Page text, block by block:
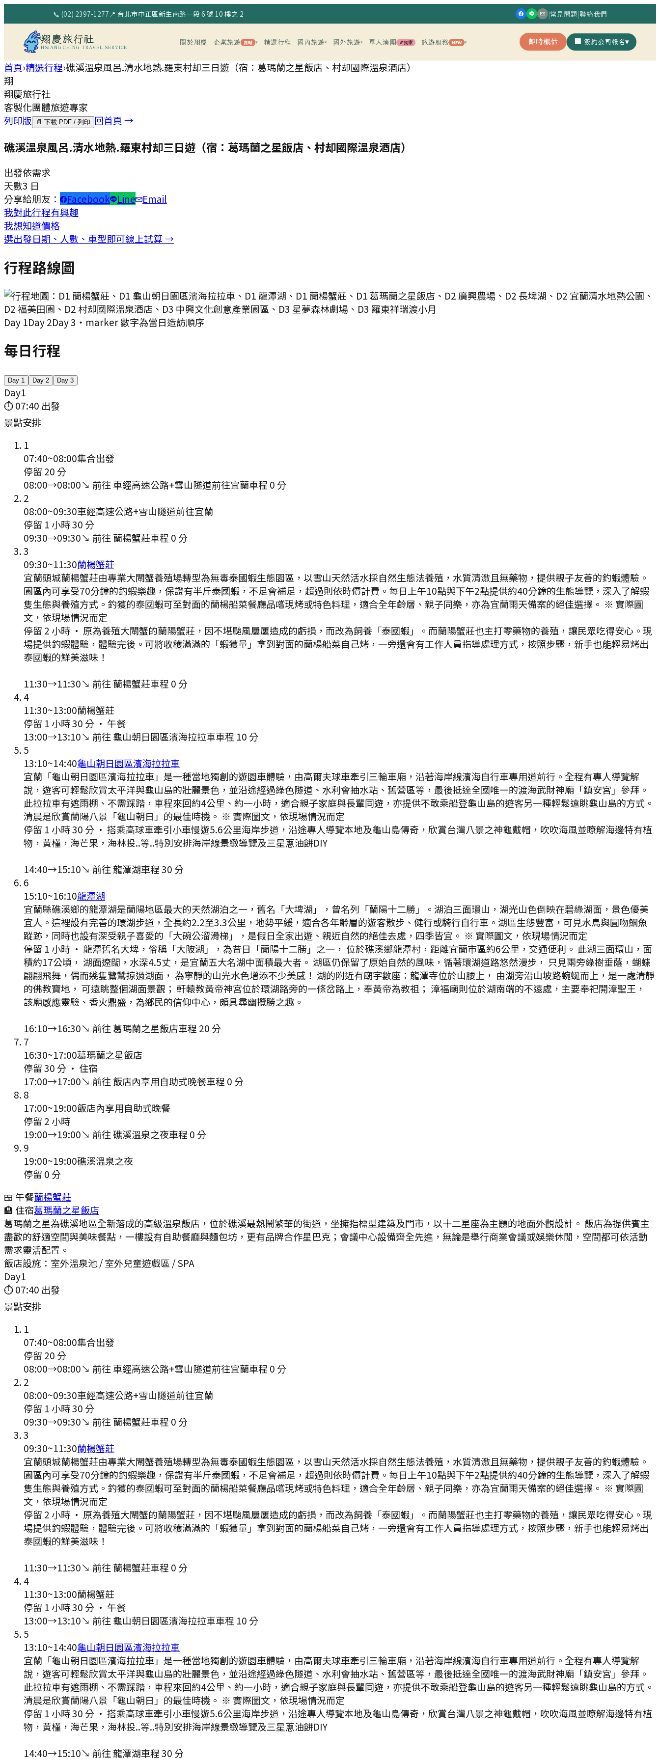
📞 (02) 2397-1277📍 台北市中正區新生南路一段 6 號 10 樓之 2 |常見問題|聯絡我們
翔慶旅行社
HSIANG CHING TRAVEL SERVICE
關於翔慶 企業旅遊 賣點 ▾ 精選行程 國內旅遊▾ 國外旅遊▾ 單人湊團 💕獨家 旅遊服務 NEW ▾ 即時概估 🏢 簽約公司報名▾
首頁›精選行程›礁溪溫泉風呂.清水地熱.羅東村却三日遊（宿：葛瑪蘭之星飯店、村却國際溫泉酒店）
翔
翔慶旅行社
客製化團體旅遊專家
列印版
📄 下載 PDF / 列印 回首頁 →
礁溪溫泉風呂.清水地熱.羅東村却三日遊（宿：葛瑪蘭之星飯店、村却國際溫泉酒店）
出發依需求
天數3 日
分享給朋友：
Facebook Line
Email
我對此行程有興趣
我想知道價格
選出發日期、人數、車型即可線上試算 →
行程路線圖
Day 1Day2Day3 ・marker 數字為當日造訪順序
每日行程
Day 1 Day 2 Day 3
Day1
⏱07:40 出發
景點安排
1
07:40~08:00集合出發
停留 20 分
08:00→08:00↘ 前往 車經高速公路+雪山隧道前往宜蘭車程 0 分
2
08:00~09:30車經高速公路+雪山隧道前往宜蘭
停留 1 小時 30 分
09:30→09:30↘ 前往 蘭楊蟹莊車程 0 分
3
09:30~11:30蘭楊蟹莊
宜蘭頭城蘭楊蟹莊由專業大閘蟹養殖場轉型為無毒泰國蝦生態園區，以雪山天然活水採自然生態法養殖，水質清澈且無藥物，提供親子友善的釣蝦體驗。
園區內可享受70分鐘的釣蝦樂趣，保證有半斤泰國蝦，不足會補足，超過則依時價計費。每日上午10點與下午2點提供約40分鐘的生態導覽，深入了解蝦
隻生態與養殖方式。釣獲的泰國蝦可至對面的蘭楊船菜餐廳品嚐現烤或特色料理，適合全年齡層、親子同樂，亦為宜蘭雨天備案的絕佳選擇。 ※ 實際圖
文，依現場情況而定
停留 2 小時 · 原為養殖大閘蟹的蘭陽蟹莊，因不堪颱風屢屢造成的虧損，而改為飼養「泰國蝦」。而蘭陽蟹莊也主打零藥物的養殖，讓民眾吃得安心。現
場提供釣蝦體驗，體驗完後。可將收穫滿滿的「蝦獲量」拿到對面的蘭楊船菜自己烤，一旁還會有工作人員指導處理方式，按照步驟，新手也能輕易烤出
泰國蝦的鮮美滋味！
11:30→11:30↘ 前往 蘭楊蟹莊車程 0 分
4
11:30~13:00蘭楊蟹莊
停留 1 小時 30 分 · 午餐
13:00→13:10↘ 前往 龜山朝日園區濱海拉拉車車程 10 分
5
13:10~14:40龜山朝日園區濱海拉拉車
宜蘭「龜山朝日園區濱海拉拉車」是一種當地獨創的遊園車體驗，由高爾夫球車牽引三輪車廂，沿著海岸線濱海自行車專用道前行。全程有專人導覽解
說，遊客可輕鬆欣賞太平洋與龜山島的壯麗景色，並沿途經過綠色隧道、水利會抽水站、舊營區等，最後抵達全國唯一的渡海武財神廟「鎮安宮」參拜。
此拉拉車有遮雨棚、不需踩踏，車程來回約4公里、約一小時，適合親子家庭與長輩同遊，亦提供不敢乘船登龜山島的遊客另一種輕鬆遠眺龜山島的方式。
清晨是欣賞蘭陽八景「龜山朝日」的最佳時機。 ※ 實際圖文，依現場情況而定
停留 1 小時 30 分 · 搭乘高球車牽引小車慢遊5.6公里海岸步道，沿途專人導覽本地及龜山島傳奇，欣賞台灣八景之神龜戴帽，吹吹海風並瞭解海邊特有植
物，黃槿，海芒果，海林投..等..特別安排海岸線景緻導覽及三星蔥油餅DIY
14:40→15:10↘ 前往 龍潭湖車程30 分
6
15:10~16:10龍潭湖
宜蘭縣礁溪鄉的龍潭湖是蘭陽地區最大的天然湖泊之一，舊名「大埤湖」，曾名列「蘭陽十二勝」。湖泊三面環山，湖光山色倒映在碧綠湖面，景色優美
宜人。這裡設有完善的環湖步道，全長約2.2至3.3公里，地勢平緩，適合各年齡層的遊客散步、健行或騎行自行車。湖區生態豐富，可見水鳥與圓吻鯝魚
蹤跡，同時也設有深受親子喜愛的「大碗公溜滑梯」，是假日全家出遊、親近自然的絕佳去處，四季皆宜。 ※ 實際圖文，依現場情況而定
停留 1 小時 · 龍潭舊名大埤，俗稱「大陂湖」，為昔日「蘭陽十二勝」之一， 位於礁溪鄉龍潭村，距離宜蘭市區約6公里，交通便利。 此湖三面環山，面
積約17公頃， 湖面遼闊，水深4.5丈，是宜蘭五大名湖中面積最大者。 湖區仍保留了原始自然的風味，循著環湖道路悠然漫步， 只見兩旁綠樹垂蔭，蝴蝶
翩翩飛舞，偶而幾隻鷺鷥掠過湖面， 為寧靜的山光水色增添不少美感！ 湖的附近有廟宇數座：龍潭寺位於山腰上， 由湖旁沿山坡路蜿蜒而上，是一處清靜
的佛教寶地， 可遠眺整個湖面景觀； 軒轅教黃帝神宮位於環湖路旁的一條岔路上，奉黃帝為教祖； 漳福廟則位於湖南端的不遠處，主要奉祀開漳聖王，
該廟感應靈驗、香火鼎盛，為鄉民的信仰中心，頗具尋幽攬勝之趣。
16:10→16:30↘ 前往葛瑪蘭之星飯店車程 20 分
7
16:30~17:00葛瑪蘭之星飯店
停留 30 分 · 住宿
17:00→17:00↘ 前往 飯店內享用自助式晚餐車程 0 分
8
17:00~19:00飯店內享用自助式晚餐
停留 2 小時
19:00→19:00↘ 前往礁溪溫泉之夜車程 0 分
9
19:00~19:00礁溪溫泉之夜
停留 0 分
🍱 午餐蘭楊蟹莊
🏨 住宿葛瑪蘭之星飯店
葛瑪蘭之星為礁溪地區全新落成的高級溫泉飯店，位於礁溪最熱鬧繁華的街道，坐擁指標型建築及門市，以十二星座為主題的地面外觀設計。 飯店為提供賓主
盡歡的舒適空間與美味餐點，一樓設有自助餐廳與麵包坊，更有品牌合作星巴克；會議中心設備齊全先進，無論是舉行商業會議或娛樂休閒，空間都可依活動
需求靈活配置。
飯店設施： 室外溫泉池 / 室外兒童遊戲區 / SPA
Day1
⏱07:40 出發
景點安排
1
07:40~08:00集合出發
停留 20 分
08:00→08:00↘ 前往 車經高速公路+雪山隧道前往宜蘭車程 0 分
2
08:00~09:30車經高速公路+雪山隧道前往宜蘭
停留 1 小時 30 分
09:30→09:30↘ 前往 蘭楊蟹莊車程 0 分
3
09:30~11:30蘭楊蟹莊
宜蘭頭城蘭楊蟹莊由專業大閘蟹養殖場轉型為無毒泰國蝦生態園區，以雪山天然活水採自然生態法養殖，水質清澈且無藥物，提供親子友善的釣蝦體驗。
園區內可享受70分鐘的釣蝦樂趣，保證有半斤泰國蝦，不足會補足，超過則依時價計費。每日上午10點與下午2點提供約40分鐘的生態導覽，深入了解蝦
隻生態與養殖方式。釣獲的泰國蝦可至對面的蘭楊船菜餐廳品嚐現烤或特色料理，適合全年齡層、親子同樂，亦為宜蘭雨天備案的絕佳選擇。 ※ 實際圖
文，依現場情況而定
停留 2 小時 · 原為養殖大閘蟹的蘭陽蟹莊，因不堪颱風屢屢造成的虧損，而改為飼養「泰國蝦」。而蘭陽蟹莊也主打零藥物的養殖，讓民眾吃得安心。現
場提供釣蝦體驗，體驗完後。可將收穫滿滿的「蝦獲量」拿到對面的蘭楊船菜自己烤，一旁還會有工作人員指導處理方式，按照步驟，新手也能輕易烤出
泰國蝦的鮮美滋味！
11:30→11:30↘ 前往 蘭楊蟹莊車程 0 分
4
11:30~13:00蘭楊蟹莊
停留 1 小時 30 分 · 午餐
13:00→13:10↘ 前往 龜山朝日園區濱海拉拉車車程 10 分
5
13:10~14:40龜山朝日園區濱海拉拉車
宜蘭「龜山朝日園區濱海拉拉車」是一種當地獨創的遊園車體驗，由高爾夫球車牽引三輪車廂，沿著海岸線濱海自行車專用道前行。全程有專人導覽解
說，遊客可輕鬆欣賞太平洋與龜山島的壯麗景色，並沿途經過綠色隧道、水利會抽水站、舊營區等，最後抵達全國唯一的渡海武財神廟「鎮安宮」參拜。
此拉拉車有遮雨棚、不需踩踏，車程來回約4公里、約一小時，適合親子家庭與長輩同遊，亦提供不敢乘船登龜山島的遊客另一種輕鬆遠眺龜山島的方式。
清晨是欣賞蘭陽八景「龜山朝日」的最佳時機。 ※ 實際圖文，依現場情況而定
停留 1 小時 30 分 · 搭乘高球車牽引小車慢遊5.6公里海岸步道，沿途專人導覽本地及龜山島傳奇，欣賞台灣八景之神龜戴帽，吹吹海風並瞭解海邊特有植
物，黃槿，海芒果，海林投..等..特別安排海岸線景緻導覽及三星蔥油餅DIY
14:40→15:10↘ 前往 龍潭湖車程30 分